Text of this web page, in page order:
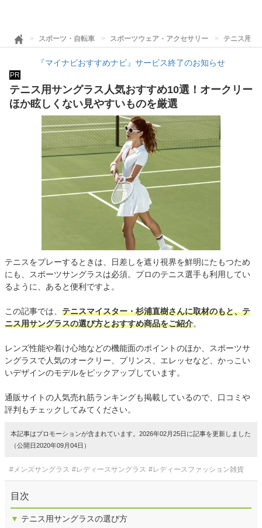
スポーツ・自転車 スポーツウェア・アクセサリー テニス用サ
『マイナビおすすめナビ』サービス終了のお知らせ
PR
テニス用サングラス人気おすすめ10選！オークリー
ほか眩しくない見やすいものを厳選
テニスをプレーするときは、日差しを遮り視界を鮮明にたもつため
にも、スポーツサングラスは必須。プロのテニス選手も利用してい
るように、あると便利ですよ。
この記事では、 テニスマイスター・杉浦直樹さんに取材のもと、テ
ニス用サングラスの選び方とおすすめ商品をご紹介。
レンズ性能や着け心地などの機能面のポイントのほか、スポーツサ
ングラスで人気のオークリー、プリンス、エレッセなど、かっこい
いデザインのモデルをピックアップしています。
通販サイトの人気売れ筋ランキングも掲載しているので、口コミや
評判もチェックしてみてください。
本記事はプロモーションが含まれています。2026年02月25日に記事を更新しました
（公開日2020年09月04日）
#メンズサングラス #レディースサングラス #レディースファッション雑貨
目次
▼ テニス用サングラスの選び方